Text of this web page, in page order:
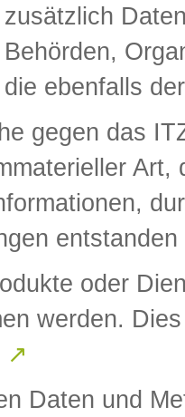
zusätzlich
Behörden,
die ebenfalls
gegen das
oder
werden.
↗
Daten und